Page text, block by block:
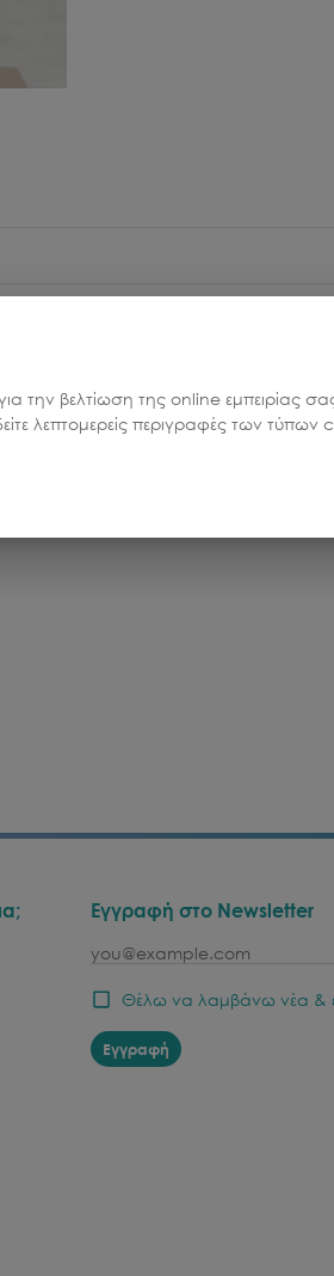
για να συνδεθείτε με τη φύση,
Εγγραφή στο Newsletter
email
Θέλω να λαμβάνω νέα &
Εγγραφή
την βελτίωση της online εμπειρίας
λεπτομερείς περιγραφές των τύπων